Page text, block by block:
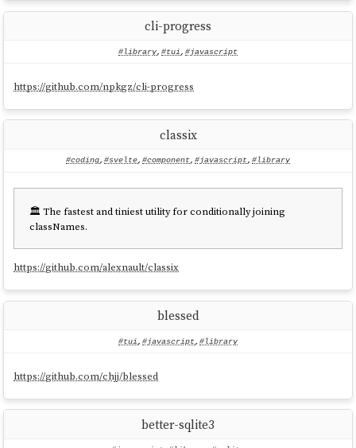
cli-progress
#library, #tui, #javascript
https://github.com/npkgz/cli-progress
classix
#coding, #svelte, #component, #javascript, #library
🏛️ The fastest and tiniest utility for conditionally joining
classNames.
https://github.com/alexnault/classix
blessed
#tui, #javascript, #library
https://github.com/chjj/blessed
better-sqlite3